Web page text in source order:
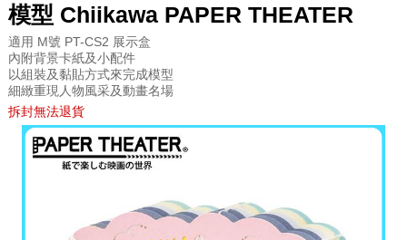
模型 Chiikawa PAPER THEATER
適用 M號 PT-CS2 展示盒
內附背景卡紙及小配件
以組裝及黏貼方式來完成模型
細緻重現人物風采及動畫名場
拆封無法退貨